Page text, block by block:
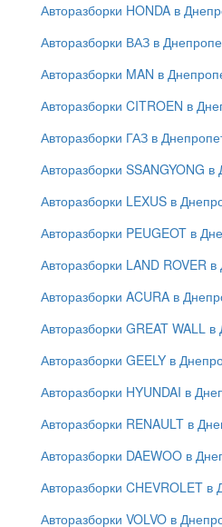
Авторазборки HONDA в
Авторазборки ВАЗ в
Авторазборки MAN в
Авторазборки CITROEN в
Авторазборки ГАЗ в
Авторазборки SSANGYONG в
Авторазборки LEXUS в
Авторазборки PEUGEOT в
Авторазборки LAND ROVER
Авторазборки ACURA в
Авторазборки GREAT WALL в
Авторазборки GEELY в
Авторазборки HYUNDAI в
Авторазборки RENAULT в
Авторазборки DAEWOO в
Авторазборки CHEVROLET в
Авторазборки VOLVO в